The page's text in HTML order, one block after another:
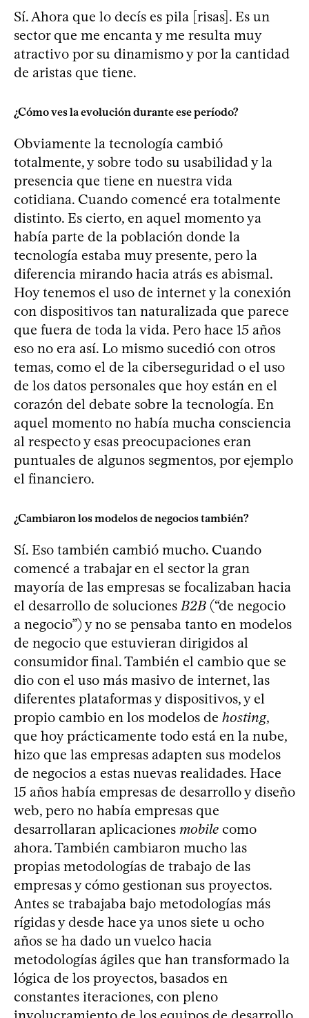
Sí. Ahora que lo decís es pila [risas]. Es un
sector que me encanta y me resulta muy
atractivo por su dinamismo y por la cantidad
de aristas que tiene.
¿Cómo ves la evolución durante ese período?
Obviamente la tecnología cambió
totalmente, y sobre todo su usabilidad y la
presencia que tiene en nuestra vida
cotidiana. Cuando comencé era totalmente
distinto. Es cierto, en aquel momento ya
había parte de la población donde la
tecnología estaba muy presente, pero la
diferencia mirando hacia atrás es abismal.
Hoy tenemos el uso de internet y la conexión
con dispositivos tan naturalizada que parece
que fuera de toda la vida. Pero hace 15 años
eso no era así. Lo mismo sucedió con otros
temas, como el de la ciberseguridad o el uso
de los datos personales que hoy están en el
corazón del debate sobre la tecnología. En
aquel momento no había mucha consciencia
al respecto y esas preocupaciones eran
puntuales de algunos segmentos, por ejemplo
el financiero.
¿Cambiaron los modelos de negocios también?
Sí. Eso también cambió mucho. Cuando
comencé a trabajar en el sector la gran
mayoría de las empresas se focalizaban hacia
el desarrollo de soluciones B2B (“de negocio
a negocio”) y no se pensaba tanto en modelos
de negocio que estuvieran dirigidos al
consumidor final. También el cambio que se
dio con el uso más masivo de internet, las
diferentes plataformas y dispositivos, y el
propio cambio en los modelos de hosting,
que hoy prácticamente todo está en la nube,
hizo que las empresas adapten sus modelos
de negocios a estas nuevas realidades. Hace
15 años había empresas de desarrollo y diseño
web, pero no había empresas que
desarrollaran aplicaciones mobile como
ahora. También cambiaron mucho las
propias metodologías de trabajo de las
empresas y cómo gestionan sus proyectos.
Antes se trabajaba bajo metodologías más
rígidas y desde hace ya unos siete u ocho
años se ha dado un vuelco hacia
metodologías ágiles que han transformado la
lógica de los proyectos, basados en
constantes iteraciones, con pleno